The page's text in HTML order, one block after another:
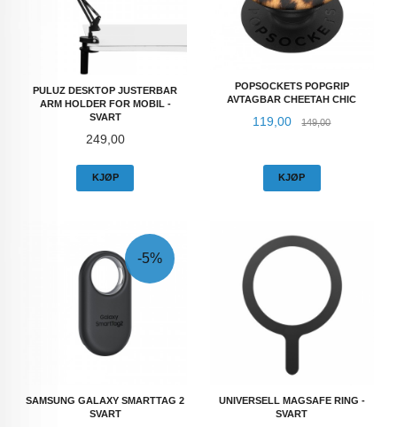
PULUZ DESKTOP JUSTERBAR
ARM HOLDER FOR MOBIL -
SVART
Pris
249,00
KJØP
POPSOCKETS POPGRIP
AVTAGBAR CHEETAH CHIC
Tilbud
119,00 149,00Rabatt
KJØP
SAMSUNG GALAXY SMARTTAG 2
SVART
-5%
UNIVERSELL MAGSAFE RING -
SVART